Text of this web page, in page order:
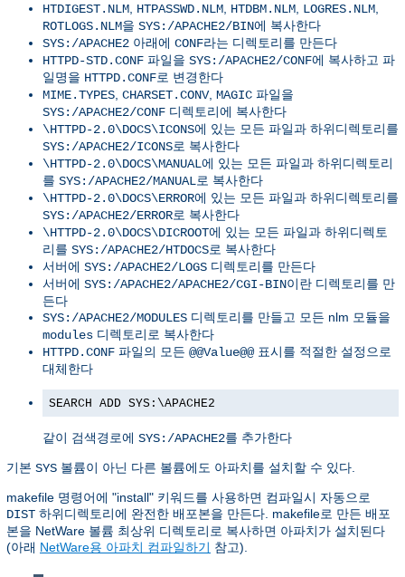
HTDIGEST.NLM HTPASSWD.NLM HTDBM.NLM LOGRES.NLM
ROTLOGS.NLM을 SYS:/APACHE2/BIN에 복사한다
SYS:/APACHE2 아래에 CONF라는 디렉토리를 만든다
HTTPD-STD.CONF 파일을 SYS:/APACHE2/CONF에 복사하고 파
일명을 HTTPD.CONF로 변경한다
MIME.TYPES CHARSET.CONV, MAGIC 파일을
SYS:/APACHE2/CONF 디렉토리에 복사한다
\HTTPD-2.0\DOCS\ICONS에 있는 모든 파일과 하위디렉토리를
SYS:/APACHE2/ICONS로 복사한다
\HTTPD-2.0\DOCS\MANUAL에 있는 모든 파일과 하위디렉토리
를 SYS:/APACHE2/MANUAL로 복사한다
\HTTPD-2.0\DOCS\ERROR에 있는 모든 파일과 하위디렉토리를
SYS:/APACHE2/ERROR로 복사한다
\HTTPD-2.0\DOCS\DICROOT에 있는 모든 파일과 하위디렉토
리를 SYS:/APACHE2/HTDOCS로 복사한다
서버에 SYS:/APACHE2/LOGS 디렉토리를 만든다
서버에 SYS:/APACHE2/APACHE2/CGI-BIN이란 디렉토리를 만
든다
SYS:/APACHE2/MODULES 디렉토리를 만들고 모든 nlm 모듈을
modules 디렉토리로 복사한다
HTTPD.CONF 파일의 모든 @@Value@@표시를 적절한 설정으로
대체한다
SEARCH ADD SYS:\APACHE2
같이 검색경로에 SYS:/APACHE2를 추가한다
기본 SYS 볼륨이 아닌 다른 볼륨에도 아파치를 설치할 수 있다.
makefile 명령어에 "install" 키워드를 사용하면 컴파일시 자동으로
DIST 하위디렉토리에 완전한 배포본을 만든다. makefile로 만든 배포
본을 NetWare 볼륨 최상위 디렉토리로 복사하면 아파치가 설치된다
(아래 NetWare용 아파치 컴파일하기 참고).